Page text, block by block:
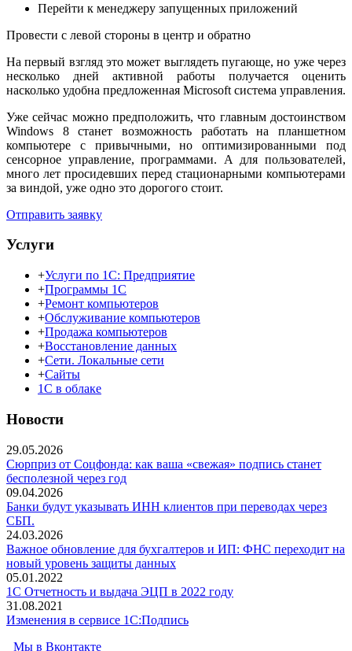
Перейти к менеджеру запущенных приложений
Провести с левой стороны в центр и обратно
На первый взгляд это может выглядеть пугающе, но уже через
несколько дней активной работы получается оценить
насколько удобна предложенная Microsoft система управления.
Уже сейчас можно предположить, что главным достоинством
Windows 8 станет возможность работать на планшетном
компьютере с привычными, но оптимизированными под
сенсорное управление, программами. А для пользователей,
много лет просидевших перед стационарными компьютерами
за виндой, уже одно это дорогого стоит.
Отправить заявку
Услуги
+Услуги по 1С: Предприятие
+Программы 1С
+Ремонт компьютеров
+Обслуживание компьютеров
+Продажа компьютеров
+Восстановление данных
+Сети. Локальные сети
+Сайты
1С в облаке
Новости
29.05.2026
Сюрприз от Соцфонда: как ваша «свежая» подпись станет
бесполезной через год
09.04.2026
Банки будут указывать ИНН клиентов при переводах через
СБП.
24.03.2026
Важное обновление для бухгалтеров и ИП: ФНС переходит на
новый уровень защиты данных
05.01.2022
1С Отчетность и выдача ЭЦП в 2022 году
31.08.2021
Изменения в сервисе 1C:Подпись
Мы в Вконтакте